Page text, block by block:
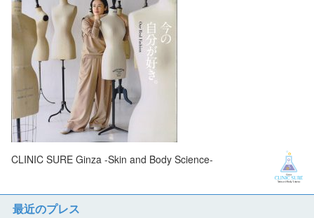
CLINIC SURE Ginza -Skin and Body Science-
最近のプレス